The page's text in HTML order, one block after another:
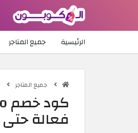
الرئيسية جميع المتاجر
جميع المتاجر
فعالة حتى 15%